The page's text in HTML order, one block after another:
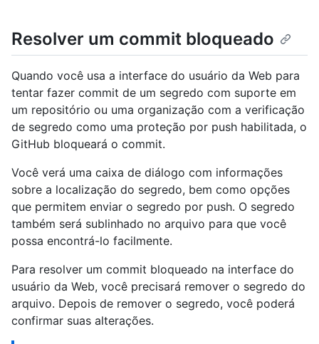
Resolver um commit bloqueado
Quando você usa a interface do usuário da Web para
tentar fazer commit de um segredo com suporte em
um repositório ou uma organização com a verificação
de segredo como uma proteção por push habilitada, o
GitHub bloqueará o commit.
Você verá uma caixa de diálogo com informações
sobre a localização do segredo, bem como opções
que permitem enviar o segredo por push. O segredo
também será sublinhado no arquivo para que você
possa encontrá-lo facilmente.
Para resolver um commit bloqueado na interface do
usuário da Web, você precisará remover o segredo do
arquivo. Depois de remover o segredo, você poderá
confirmar suas alterações.